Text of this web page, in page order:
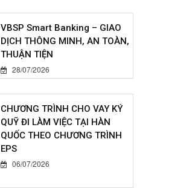
VBSP Smart Banking – GIAO
DỊCH THÔNG MINH, AN TOÀN,
THUẬN TIỆN
28/07/2026
CHƯƠNG TRÌNH CHO VAY KÝ
QUỸ ĐI LÀM VIỆC TẠI HÀN
QUỐC THEO CHƯƠNG TRÌNH
EPS
06/07/2026